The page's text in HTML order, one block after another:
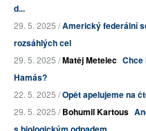
d...
29. 5. 2025 /Americký federální
rozsáhlých cel
29. 5. 2025 /Matěj Metelec Chce
Hamás?
22. 5. 2025 /Opět apelujeme na
29. 5. 2025 /Bohumil Kartous